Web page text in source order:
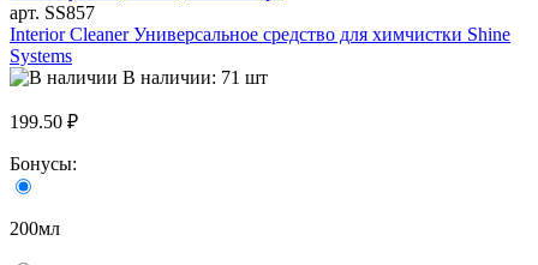
арт. SS857
Interior Cleaner Универсальное средство для химчистки Shine
Systems
В наличии: 71 шт
199.50 ₽
Бонусы:
200мл